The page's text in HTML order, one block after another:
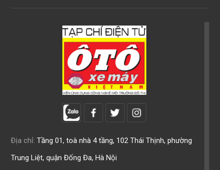
Địa chỉ: Tầng 01, toà nhà 4 tầng, 102 Thái Thịnh, phường
Trung Liệt, quận Đống Đa, Hà Nội